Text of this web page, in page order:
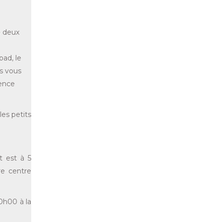
deux
le
vous
petits
est à 5
centre
à la